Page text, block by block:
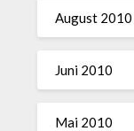
August 2010
Juni 2010
Mai 2010